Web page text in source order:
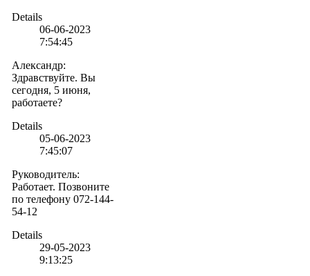
Details
06-06-2023
7:54:45
Александр:
Здравствуйте. Вы
сегодня, 5 июня,
работаете?
Details
05-06-2023
7:45:07
Руководитель:
Работает. Позвоните
по телефону 072-144-
54-12
Details
29-05-2023
9:13:25